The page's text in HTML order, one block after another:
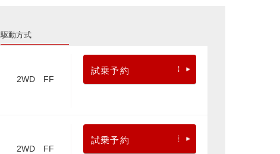
駆動方式
2WD FF
試乗予約
2WD FF
試乗予約